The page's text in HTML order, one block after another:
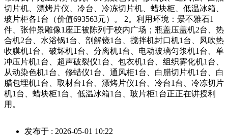
切片机、漂烤片仪、冷台、冷冻切片机、蜡块柜、低温冰箱、
玻片柜各1台（价值693563元）。 2。利用环境：景不雅石1
件、张仲景雕像1座正被陈列于校内广场；瓶盖压盖机2台、热
合机2台、水浴锅1台、剖解镜1台、搅拌机封口机1台、风吹热
收膜机1台、破坏机1台、分离机1台、电动玻璃匀浆机1台、单
冲压片机1台、超声破裂仪1台、包衣机1台、组织雾化机1台、
从动染色机1台、修蜡仪1台、通风柜1台、白腊切片机1台、白
腊包埋机1台、取材台1台、漂烤片仪1台、冷台1台、冷冻切片
机1台、蜡块柜1台、低温冰箱1台、玻片柜1台正正在讲授利
用。
发布于 : 2026-05-01 10:22